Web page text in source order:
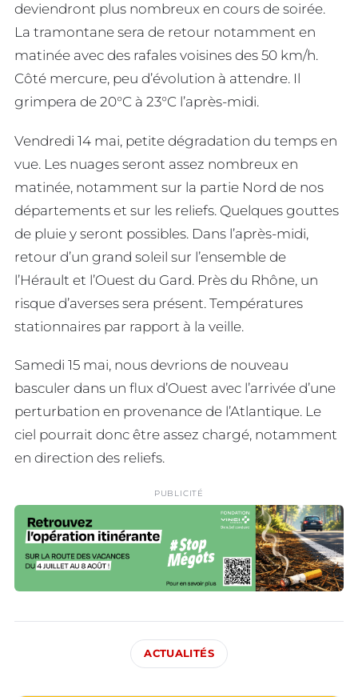
deviendront plus nombreux en cours de soirée.
La tramontane sera de retour notamment en
matinée avec des rafales voisines des 50 km/h.
Côté mercure, peu d’évolution à attendre. Il
grimpera de 20°C à 23°C l’après-midi.
Vendredi 14 mai, petite dégradation du temps en
vue. Les nuages seront assez nombreux en
matinée, notamment sur la partie Nord de nos
départements et sur les reliefs. Quelques gouttes
de pluie y seront possibles. Dans l’après-midi,
retour d’un grand soleil sur l’ensemble de
l’Hérault et l’Ouest du Gard. Près du Rhône, un
risque d’averses sera présent. Températures
stationnaires par rapport à la veille.
Samedi 15 mai, nous devrions de nouveau
basculer dans un flux d’Ouest avec l’arrivée d’une
perturbation en provenance de l’Atlantique. Le
ciel pourrait donc être assez chargé, notamment
en direction des reliefs.
PUBLICITÉ
ACTUALITÉS